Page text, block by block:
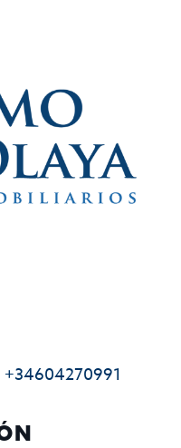
+34604270991